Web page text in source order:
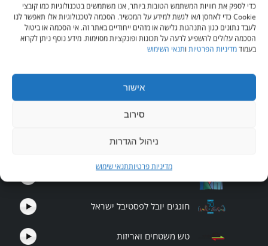
כדי לספק את חוויות המשתמש הטובות ביותר, אנו משתמשים בטכנולוגיות כמו קובצי
Cookie כדי לאחסן ו/או לגשת למידע על המכשיר. הסכמה לטכנולוגיות אלו תאפשר לנו
לעבד נתונים כגון התנהגות גלישה או מזהים ייחודיים באתר זה. אי הסכמה או ביטול
הסכמה עלולים להשפיע לרעה על תכונות ופונקציות מסוימות. מידע נוסף ניתן לקרוא
בעמודמדיניות הפרטיות ותנאי השימוש
אישור
סירוב
ניהול הגדרות
מדיניות פרטיותתנאי שימוש
מסיק גן אירועים
חוגגים יובל לפסטיבל ישראל
טש משטחים ואריזות